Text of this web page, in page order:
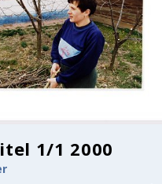
1/1 2000